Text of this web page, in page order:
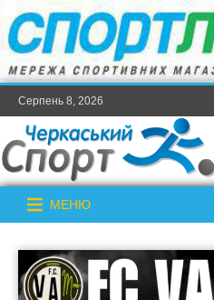
Серпень 8, 2026
МЕНЮ